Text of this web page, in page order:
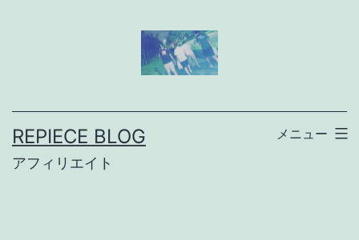
へ
REPIECE BLOG
アフィリエイト
メニュー